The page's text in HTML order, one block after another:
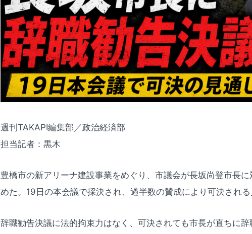
週刊TAKAPI編集部／政治経済部
担当記者：黒木
豊橋市の新アリーナ建設事業をめぐり、市議会が長坂尚登市長
めた。19日の本会議で採決され、過半数の賛成により可決される
辞職勧告決議に法的拘束力はなく、可決されても市長が直ちに